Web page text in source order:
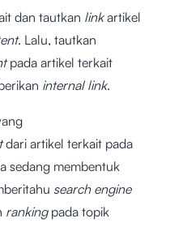
dan tautkan linkartikel
. Lalu, tautkan
pada artikel terkait
internal link.
dari artikel terkait pada
sedang membentuk
search engine
rankingpada topik